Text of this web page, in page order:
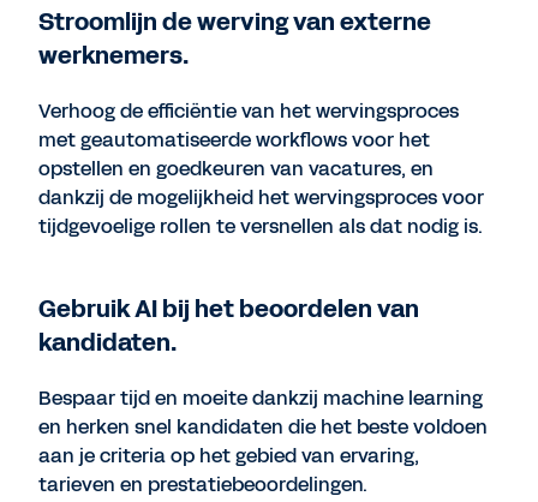
Stroomlijn de werving van externe
werknemers.
Verhoog de efficiëntie van het wervingsproces
met geautomatiseerde workflows voor het
opstellen en goedkeuren van vacatures, en
dankzij de mogelijkheid het wervingsproces voor
tijdgevoelige rollen te versnellen als dat nodig is.
Gebruik AI bij het beoordelen van
kandidaten.
Bespaar tijd en moeite dankzij machine learning
en herken snel kandidaten die het beste voldoen
aan je criteria op het gebied van ervaring,
tarieven en prestatiebeoordelingen.